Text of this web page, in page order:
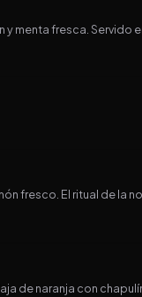
menta fresca. Servido
fresco. El ritual de la
de naranja con